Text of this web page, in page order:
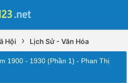
Hội › Lịch Sử - Văn Hóa
1900 - 1930 (Phần 1) - Phan Thị